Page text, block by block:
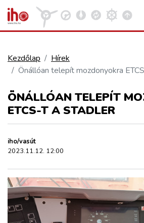
VASÚT
KÖZÚT
REPÜLÉS
KÖZLEKEDÉSFEJLESZTÉS
ELLÁTÁSI LÁNC
Kezdőlap
Hírek
Önállóan telepít mozdonyokra
ÖNÁLLÓAN TELEPÍT
ETCS-T A STADLER
iho/vasút
2023.11.12. 12:00